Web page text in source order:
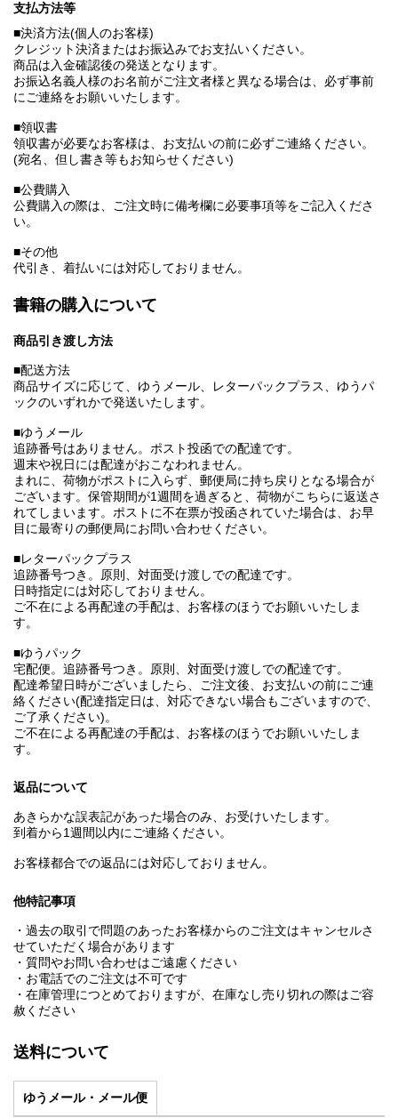
支払方法等
■決済方法(個人のお客様)
クレジット決済またはお振込みでお支払いください。
商品は入金確認後の発送となります。
お振込名義人様のお名前がご注文者様と異なる場合は、必ず事前
にご連絡をお願いいたします。
■領収書
領収書が必要なお客様は、お支払いの前に必ずご連絡ください。
(宛名、但し書き等もお知らせください)
■公費購入
公費購入の際は、ご注文時に備考欄に必要事項等をご記入くださ
い。
■その他
代引き、着払いには対応しておりません。
書籍の購入について
商品引き渡し方法
■配送方法
商品サイズに応じて、ゆうメール、レターパックプラス、ゆうパ
ックのいずれかで発送いたします。
■ゆうメール
追跡番号はありません。ポスト投函での配達です。
週末や祝日には配達がおこなわれません。
まれに、荷物がポストに入らず、郵便局に持ち戻りとなる場合が
ございます。保管期間が1週間を過ぎると、荷物がこちらに返送さ
れてしまいます。ポストに不在票が投函されていた場合は、お早
目に最寄りの郵便局にお問い合わせください。
■レターパックプラス
追跡番号つき。原則、対面受け渡しでの配達です。
日時指定には対応しておりません。
ご不在による再配達の手配は、お客様のほうでお願いいたしま
す。
■ゆうパック
宅配便。追跡番号つき。原則、対面受け渡しでの配達です。
配達希望日時がございましたら、ご注文後、お支払いの前にご連
絡ください(配達指定日は、対応できない場合もございますので、
ご了承ください)。
ご不在による再配達の手配は、お客様のほうでお願いいたしま
す。
返品について
あきらかな誤表記があった場合のみ、お受けいたします。
到着から1週間以内にご連絡ください。
お客様都合での返品には対応しておりません。
他特記事項
・過去の取引で問題のあったお客様からのご注文はキャンセルさ
せていただく場合があります
・質問やお問い合わせはご遠慮ください
・お電話でのご注文は不可です
・在庫管理につとめておりますが、在庫なし売り切れの際はご容
赦ください
送料について
ゆうメール・メール便